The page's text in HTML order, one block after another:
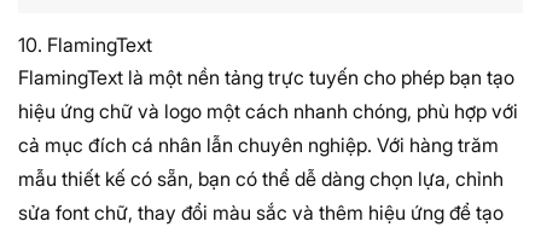
10. FlamingText
FlamingText là một nền tảng trực tuyến cho phép bạn tạo
hiệu ứng chữ và logo một cách nhanh chóng, phù hợp với
cả mục đích cá nhân lẫn chuyên nghiệp. Với hàng trăm
mẫu thiết kế có sẵn, bạn có thể dễ dàng chọn lựa, chỉnh
sửa font chữ, thay đổi màu sắc và thêm hiệu ứng để tạo